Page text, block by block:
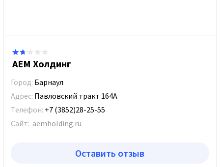
АЕМ Холдинг
Город: Барнаул
Адрес: Павловский тракт 164А
Телефон: +7 (3852)28-25-55
Сайт: aemholding.ru
Оставить отзыв